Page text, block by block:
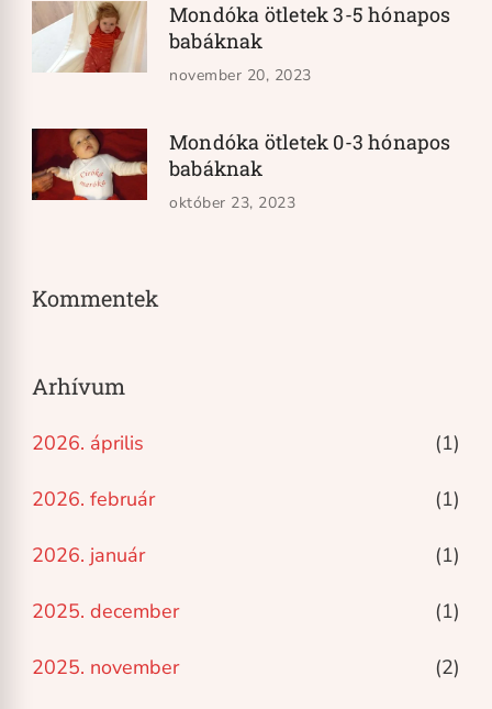
Mondóka ötletek 3-5 hónapos
babáknak
november 20, 2023
Mondóka ötletek 0-3 hónapos
babáknak
október 23, 2023
Kommentek
Arhívum
2026. április (1)
2026. február (1)
2026. január (1)
2025. december (1)
2025. november (2)